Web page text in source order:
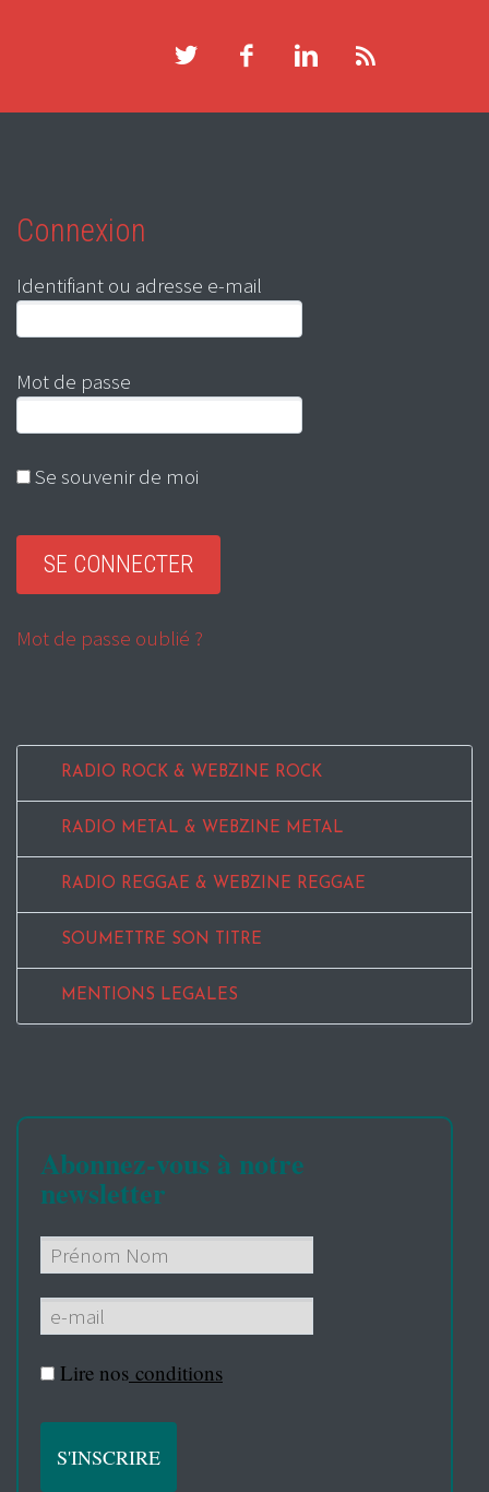
Connexion
Identifiant ou adresse e-mail
Mot de passe
Se souvenir de moi
Mot de passe oublié ?
RADIO ROCK & WEBZINE ROCK
RADIO METAL & WEBZINE METAL
RADIO REGGAE & WEBZINE REGGAE
SOUMETTRE SON TITRE
MENTIONS LEGALES
Abonnez-vous à notre
newsletter
Lire nos conditions